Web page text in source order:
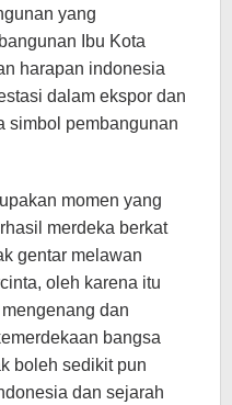
yang
Ibu Kota
harapan indonesia
dalam ekspor dan
simbol pembangunan
momen yang
merdeka berkat
gentar melawan
oleh karena itu
dan
bangsa
boleh sedikit pun
dan sejarah